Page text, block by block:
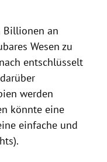
Billionen an
Wesen zu
entschlüsselt
werden
könnte eine
einfache und